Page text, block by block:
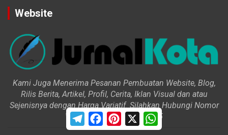
Website
Kami Juga Menerima Pesanan Pembuatan Website, Blog,
Rilis Berita, Artikel, Profil, Cerita, Iklan Visual dan atau
Sejenisnya dengan Harga Variatif. Silahkan Hubungi Nomor
WhatsApp 0896 1900 1005
T
l
c
P
n
X
W
a